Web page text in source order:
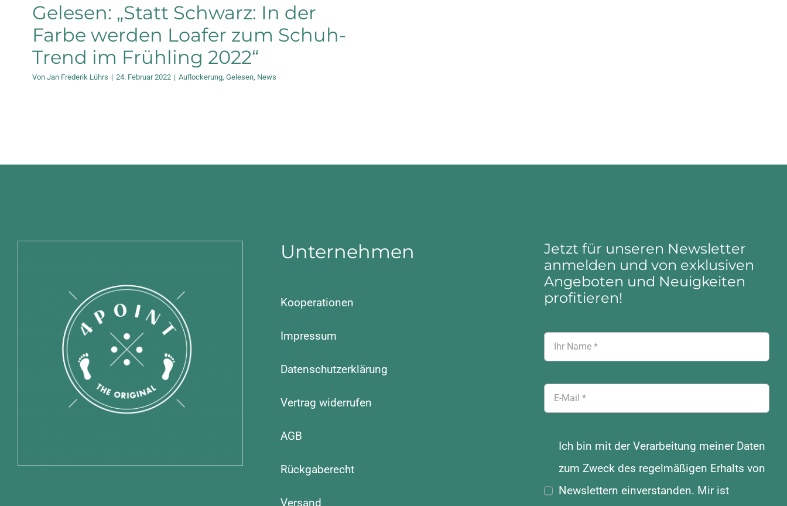
Gelesen: „Statt Schwarz: In der
Farbe werden Loafer zum Schuh-
Trend im Frühling 2022“
Von Jan Frederik Lührs | 24. Februar 2022 | Auflockerung Gelesen News
Unternehmen
Kooperationen
Impressum
Datenschutzerklärung
Vertrag widerrufen
AGB
Rückgaberecht
Versand
Jetzt für unseren Newsletter
anmelden und von exklusiven
Angeboten und Neuigkeiten
profitieren!
Ich bin mit der Verarbeitung meiner Daten
zum Zweck des regelmäßigen Erhalts von
Newslettern einverstanden. Mir ist